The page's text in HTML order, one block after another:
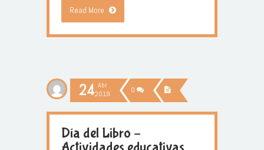
Read More
24 Abr
2019
0
Día del Libro –